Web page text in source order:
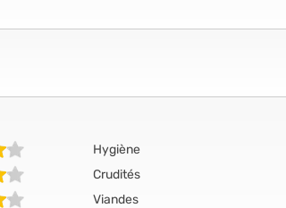
Hygiène
Crudités
Viandes